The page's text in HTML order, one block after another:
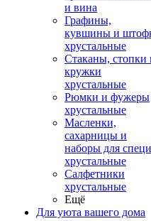
и вина
Графины,
кувшины и
хрустальные
Стаканы, стопки
кружки
хрустальные
Рюмки и фужеры
хрустальные
Масленки,
сахарницы и
наборы для
хрустальные
Салфетники
хрустальные
Ещё
Для уюта вашего дома